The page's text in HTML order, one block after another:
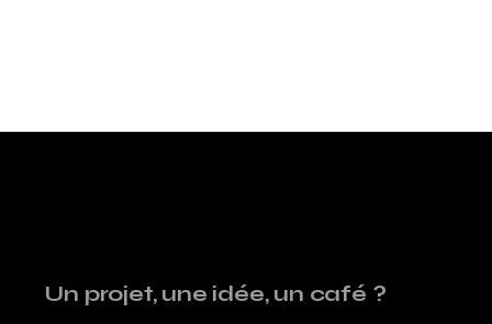
Un projet, une idée, un café ?